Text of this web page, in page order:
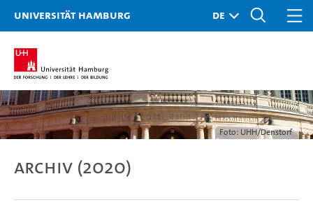
Universität Hamburg
Foto: UHH/Denstorf
Archiv (2020)